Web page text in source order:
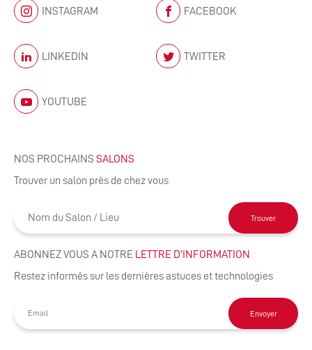
INSTAGRAM FACEBOOK
LINKEDIN TWITTER
YOUTUBE
NOS PROCHAINS SALONS
Trouver un salon près de chez vous
Trouver
ABONNEZ VOUS A NOTRE
LETTRE D’INFORMATION
Restez informés sur les dernières astuces et technologies
Envoyer